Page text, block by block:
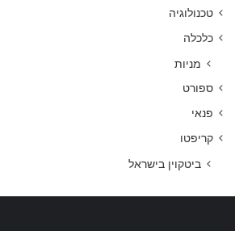
טכנולוגיה
כלכלה
מניות
ספורט
פנאי
קריפטו
ביטקוין בישראל